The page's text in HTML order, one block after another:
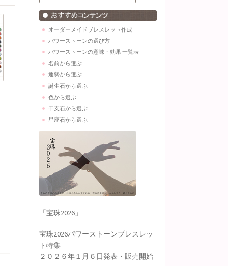
オーダーメイドブレスレット作成
パワーストーンの選び方
パワーストーンの意味・効果 一覧表
名前から選ぶ
運勢から選ぶ
誕生石から選ぶ
色から選ぶ
干支石から選ぶ
星座石から選ぶ
「宝珠2026」
宝珠2026パワーストーンブレスレッ
ト特集
２０２６年１月６日発表・販売開始